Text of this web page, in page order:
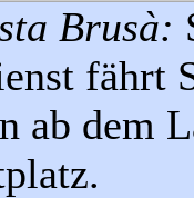
Brusà:
fährt
ab dem